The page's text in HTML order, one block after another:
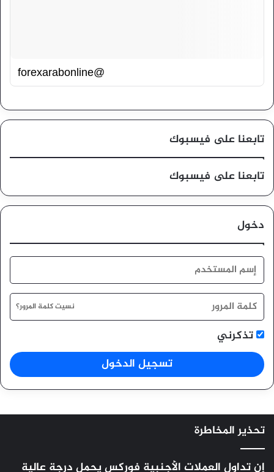
@forexarabonline
تابعنا على فيسبوك
تابعنا على فيسبوك
دخول
نسيت كلمة المرور؟
تذكرني
تسجيل الدخول
تحذير المخاطرة
إن تداول العملات الأجنبية فوركسيحمل درجة عالية